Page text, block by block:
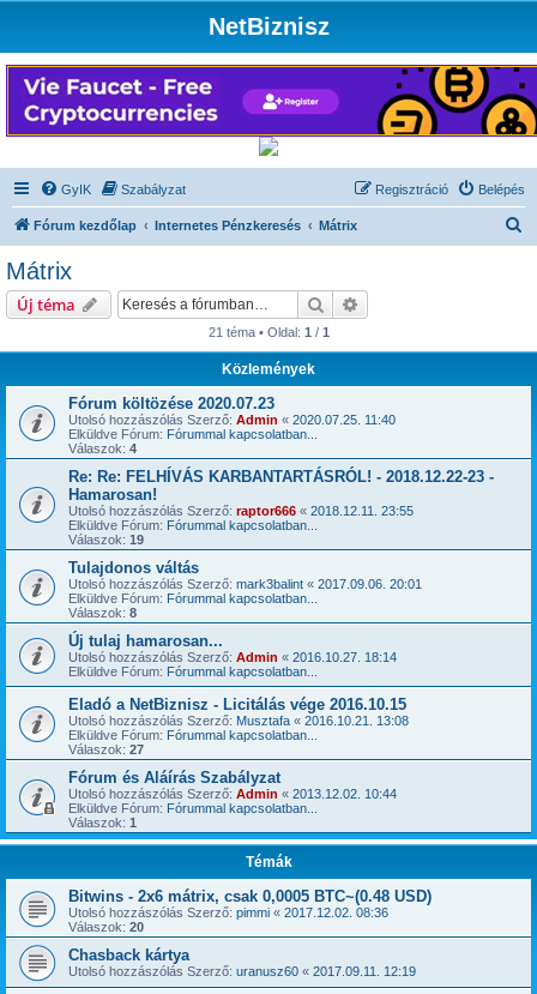
NetBiznisz
GyIK Szabályzat Belépés
Regisztráció
Fórum kezdőlap Internetes Pénzkeresés Mátrix
Mátrix
Új téma Keresés
21 téma • Oldal: 1 / 1
Közlemények
Fórum költözése 2020.07.23
Utolsó hozzászólás Szerző: Admin « 2020.07.25. 11:40
Elküldve Fórum: Fórummal kapcsolatban...
Válaszok: 4
Re: Re: FELHÍVÁS KARBANTARTÁSRÓL! - 2018.12.22-23 -
Hamarosan!
Utolsó hozzászólás Szerző: raptor666 « 2018.12.11. 23:55
Elküldve Fórum: Fórummal kapcsolatban...
Válaszok: 19
Tulajdonos váltás
Utolsó hozzászólás Szerző: mark3balint « 2017.09.06. 20:01
Elküldve Fórum: Fórummal kapcsolatban...
Válaszok: 8
Új tulaj hamarosan...
Utolsó hozzászólás Szerző: Admin « 2016.10.27. 18:14
Elküldve Fórum: Fórummal kapcsolatban...
Eladó a NetBiznisz - Licitálás vége 2016.10.15
Utolsó hozzászólás Szerző: Musztafa « 2016.10.21. 13:08
Elküldve Fórum: Fórummal kapcsolatban...
Válaszok: 27
Fórum és Aláírás Szabályzat
Utolsó hozzászólás Szerző: Admin « 2013.12.02. 10:44
Elküldve Fórum: Fórummal kapcsolatban...
Válaszok: 1
Témák
Bitwins - 2x6 mátrix, csak 0,0005 BTC~(0.48 USD)
Utolsó hozzászólás Szerző: pimmi « 2017.12.02. 08:36
Válaszok: 20
Chasback kártya
Utolsó hozzászólás Szerző: uranusz60 « 2017.09.11. 12:19